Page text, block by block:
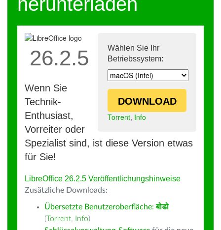
Wählen Sie Ihr
Betriebssystem:
DOWNLOAD
Torrent, Info
26.2.5
Wenn Sie
Technik-
Enthusiast,
Vorreiter oder
Spezialist sind, ist diese Version etwas
für Sie!
LibreOffice 26.2.5 Veröffentlichungshinweise
Zusätzliche Downloads:
Übersetzte Benutzeroberfläche:बोडो
(Torrent, Info)